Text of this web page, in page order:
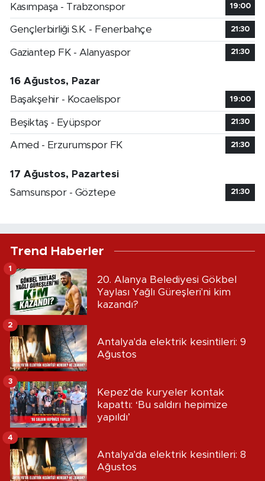
Kasımpaşa - Trabzonspor 19:00
Gençlerbirliği S.K. - Fenerbahçe 21:30
Gaziantep FK - Alanyaspor 21:30
16 Ağustos, Pazar
Başakşehir - Kocaelispor
19:00
Beşiktaş - Eyüpspor 21:30
Amed - Erzurumspor FK 21:30
17 Ağustos, Pazartesi
Samsunspor - Göztepe
21:30
Trend Haberler
20. Alanya Belediyesi Gökbel
Yaylası Yağlı Güreşleri'ni kim
kazandı?
1
Antalya'da elektrik kesintileri: 9
Ağustos
2
Kepez’de kuryeler kontak
kapattı: ‘Bu saldırı hepimize
yapıldı’
3
Antalya'da elektrik kesintileri: 8
Ağustos
4